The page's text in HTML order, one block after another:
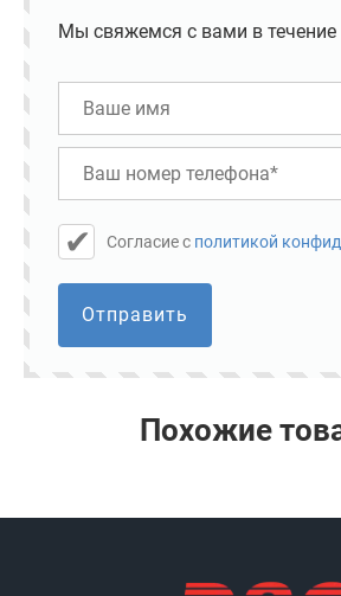
Мы свяжемся с вами в течение
Cогласие с политикой
Отправить
Похожие